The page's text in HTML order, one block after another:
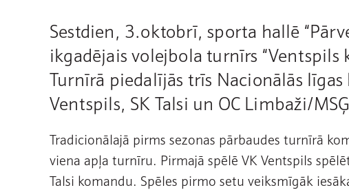
Sestdien, 3.oktobrī, sporta hallē
ikgadējais volejbola turnīrs “Ventspils
Turnīrā piedalījās trīs Nacionālās līgas
Ventspils, SK Talsi un OC Limbaži/
Tradicionālajā pirms sezonas pārbaudes turnīrā
viena apļa turnīru. Pirmajā spēlē VK Ventspils
Talsi komandu. Spēles pirmo setu veiksmīgāk